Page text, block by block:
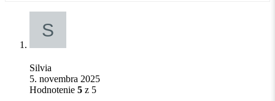
Silvia
5. novembra 2025
Hodnotenie 5 z 5